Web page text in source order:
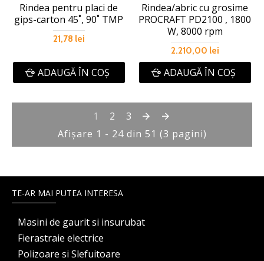
Rindea pentru placi de
gips-carton 45˚, 90˚ TMP
21,78 lei
ADAUGĂ ÎN COŞ
Rindea/abric cu grosime
PROCRAFT PD2100 , 1800
W, 8000 rpm
2.210,00 lei
ADAUGĂ ÎN COŞ
1 2
3
Afişare 1 - 24 din 51 (3 pagini)
TE-AR MAI PUTEA INTERESA
Masini de gaurit si insurubat
Fierastraie electrice
Polizoare si Slefuitoare